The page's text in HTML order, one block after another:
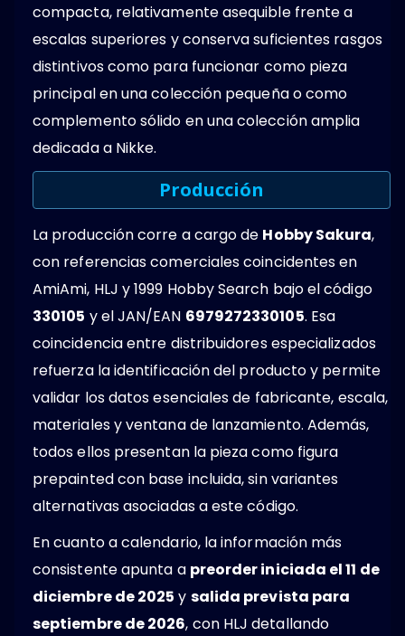
compacta, relativamente asequible frente a
escalas superiores y conserva suficientes rasgos
distintivos como para funcionar como pieza
principal en una colección pequeña o como
complemento sólido en una colección amplia
dedicada a Nikke.
Producción
La producción corre a cargo de Hobby Sakura,
con referencias comerciales coincidentes en
AmiAmi, HLJ y 1999 Hobby Search bajo el código
330105 y el JAN/EAN 6979272330105. Esa
coincidencia entre distribuidores especializados
refuerza la identificación del producto y permite
validar los datos esenciales de fabricante, escala,
materiales y ventana de lanzamiento. Además,
todos ellos presentan la pieza como figura
prepainted con base incluida, sin variantes
alternativas asociadas a este código.
En cuanto a calendario, la información más
consistente apunta a preorder iniciada el 11 de
diciembre de 2025 y salida prevista para
septiembre de 2026, con HLJ detallando